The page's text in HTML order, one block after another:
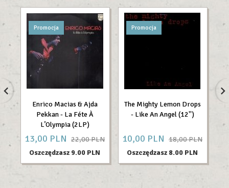
Promocja
Enrico Macias & Ajda
Pekkan - La Féte À
L’Olympia (2LP)
13,00 PLN 22,00 PLN
Oszczędzasz 9.00 PLN
Promocja
The Mighty Lemon Drops
- Like An Angel (12'')
10,00 PLN 18,00 PLN
Oszczędzasz 8.00 PLN